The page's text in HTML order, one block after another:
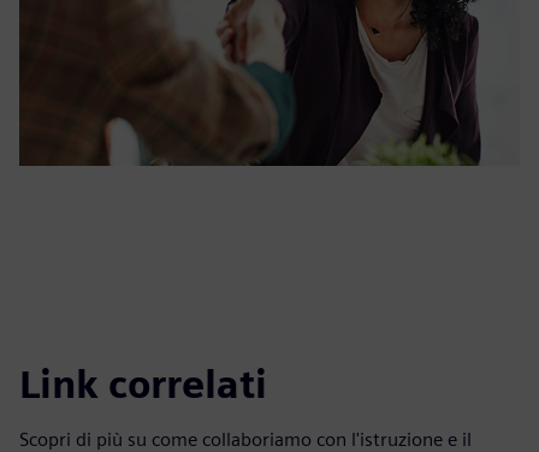
Link correlati
Scopri di più su come collaboriamo con l'istruzione e il